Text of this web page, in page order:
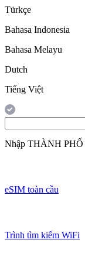
Türkçe
Bahasa Indonesia
Bahasa Melayu
Dutch
Tiếng Việt
Nhập THÀNH PHỐ
eSIM toàn cầu
Trình tìm kiếm WiFi